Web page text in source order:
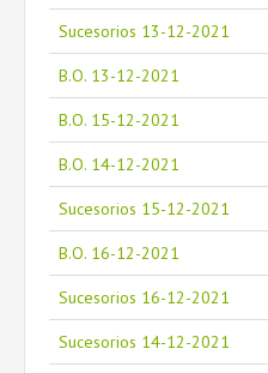
Sucesorios 13-12-2021
B.O. 13-12-2021
B.O. 15-12-2021
B.O. 14-12-2021
Sucesorios 15-12-2021
B.O. 16-12-2021
Sucesorios 16-12-2021
Sucesorios 14-12-2021